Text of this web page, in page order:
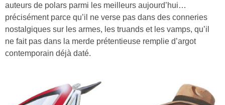
auteurs de polars parmi les meilleurs aujourd’hui…
précisément parce qu’il ne verse pas dans des conneries
nostalgiques sur les armes, les truands et les vamps, qu’il
ne fait pas dans la merde prétentieuse remplie d’argot
contemporain déjà daté.